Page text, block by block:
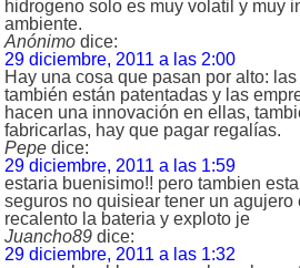
hidrogeno solo es muy volatil y muy
ambiente.
Anónimo dice:
29 diciembre, 2011 a las 2:00
Hay una cosa que pasan por alto:
también están patentadas y las
hacen una innovación en ellas,
fabricarlas, hay que pagar regalías.
Pepe dice:
29 diciembre, 2011 a las 1:59
estaria buenisimo!! pero tambien
seguros no quisiear tener un agujero
recalento la bateria y exploto je
Juancho89 dice:
29 diciembre, 2011 a las 1:32